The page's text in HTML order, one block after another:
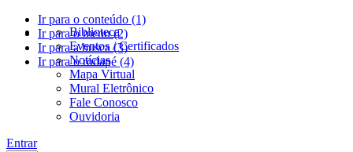
Ir para o conteúdo (1)
Ir para o menu (2)
Ir para a busca (3)
Ir para o rodapé (4)
Biblioteca
Eventos / Certificados
Notícias
Mapa Virtual
Mural Eletrônico
Fale Conosco
Ouvidoria
Entrar